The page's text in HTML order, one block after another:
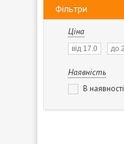
Фільтри
Ціна
Наявність
В наявності